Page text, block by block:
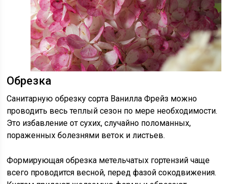
Обрезка
Санитарную обрезку сорта Ванилла Фрейз можно
проводить весь теплый сезон по мере необходимости.
Это избавление от сухих, случайно поломанных,
пораженных болезнями веток и листьев.
Формирующая обрезка метельчатых гортензий чаще
всего проводится весной, перед фазой сокодвижения.